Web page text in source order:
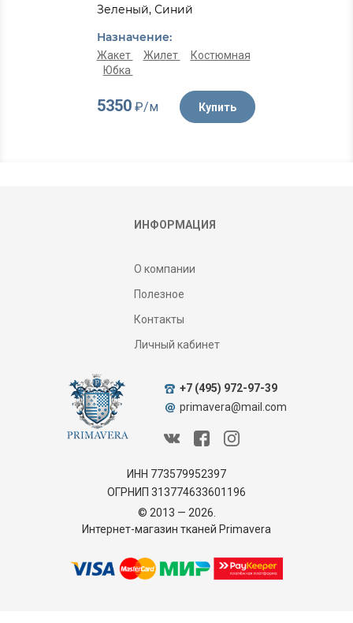
Зеленый, Синий
Назначение:
Жакет Жилет
Костюмная
Юбка
5350₽/м Купить
ИНФОРМАЦИЯ
О компании
Полезное
Контакты
Личный кабинет
ИНН 773579952397
ОГРНИП 313774633601196
© 2013 — 2026.
Интернет-магазин тканей Primavera
+7 (495) 972-97-39
primavera@mail.com